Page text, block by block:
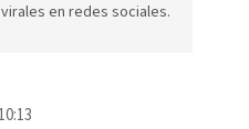
en redes sociales.